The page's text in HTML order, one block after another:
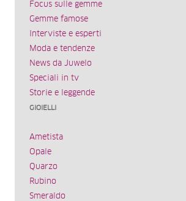
Focus sulle gemme
Gemme famose
Interviste e esperti
Moda e tendenze
News da Juwelo
Speciali in tv
Storie e leggende
GIOIELLI
Ametista
Opale
Quarzo
Rubino
Smeraldo